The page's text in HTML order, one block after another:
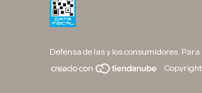
Defensa de las y los consumidores.